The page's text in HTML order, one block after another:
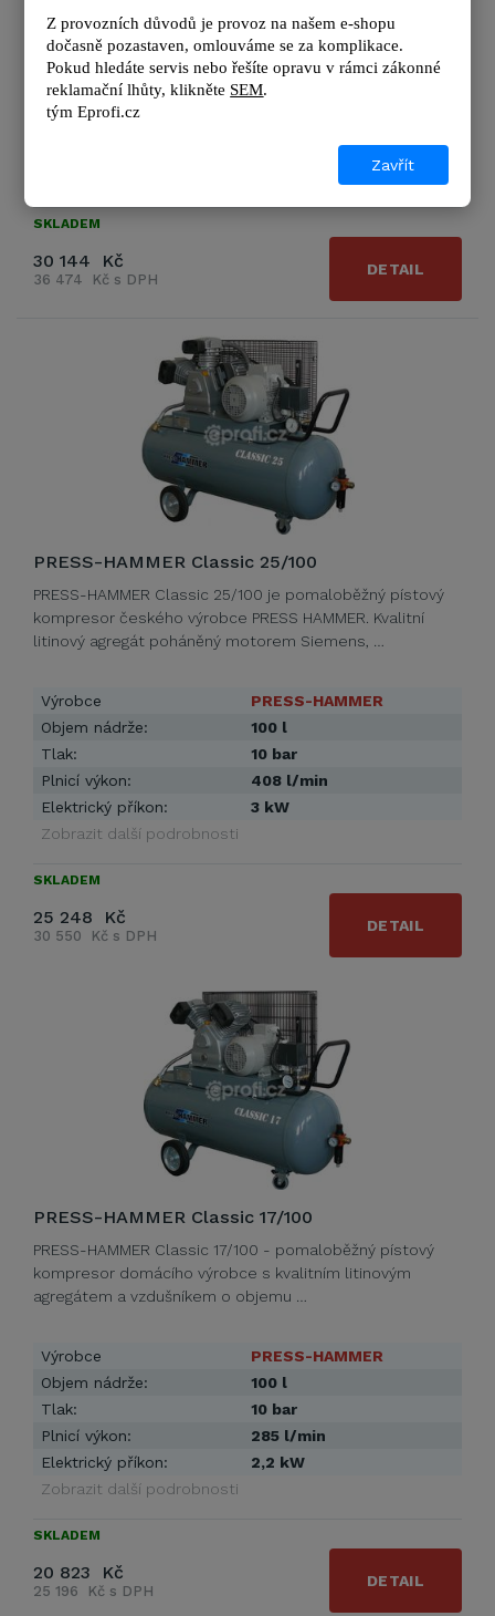
Výrobce
PRESS-HAMMER
Objem nádrže:
150 l
Tlak:
10 bar
Plnicí výkon:
SKLADEM
30 144 Kč
36 474 Kč s DPH
DETAIL
PRESS-HAMMER Classic 25/100
PRESS-HAMMER Classic 25/100 je pomaloběžný pístový
kompresor českého výrobce PRESS HAMMER. Kvalitní
litinový agregát poháněný motorem Siemens, …
Výrobce
PRESS-HAMMER
Objem nádrže:
100 l
Tlak:
10 bar
Plnicí výkon:
408 l/min
Elektrický příkon:
3 kW
Zobrazit další podrobnosti
SKLADEM
25 248 Kč
30 550 Kč s DPH
DETAIL
PRESS-HAMMER Classic 17/100
PRESS-HAMMER Classic 17/100 - pomaloběžný pístový
kompresor domácího výrobce s kvalitním litinovým
agregátem a vzdušníkem o objemu …
Výrobce
PRESS-HAMMER
Objem nádrže:
100 l
Tlak:
10 bar
Plnicí výkon:
285 l/min
Elektrický příkon:
2,2 kW
Zobrazit další podrobnosti
SKLADEM
20 823 Kč
25 196 Kč s DPH
DETAIL
Z provozních důvodů je provoz na našem e-shopu
dočasně pozastaven, omlouváme se za komplikace.
Pokud hledáte servis nebo řešíte opravu v rámci zákonné
reklamační lhůty, klikněte SEM.
tým Eprofi.cz
Zavřít